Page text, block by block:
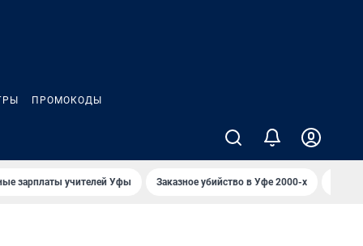
ПРОМОКОДЫ
зарплаты учителей Уфы Заказное убийство в Уфе 2000-х